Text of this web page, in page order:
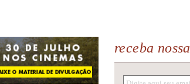
receba nossa